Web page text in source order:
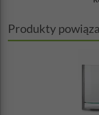
Materiał: szkło,
Cena dotyczy jednego
Produkty